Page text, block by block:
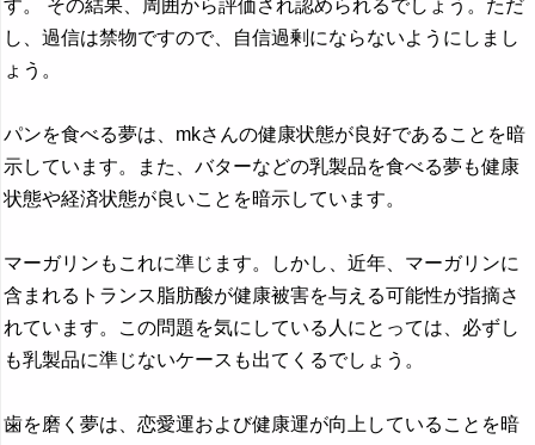
す。 その結果、周囲から評価され認められるでしょう。ただ
し、過信は禁物ですので、自信過剰にならないようにしまし
ょう。
パンを食べる夢は、mkさんの健康状態が良好であることを暗
示しています。また、バターなどの乳製品を食べる夢も健康
状態や経済状態が良いことを暗示しています。
マーガリンもこれに準じます。しかし、近年、マーガリンに
含まれるトランス脂肪酸が健康被害を与える可能性が指摘さ
れています。この問題を気にしている人にとっては、必ずし
も乳製品に準じないケースも出てくるでしょう。
歯を磨く夢は、恋愛運および健康運が向上していることを暗